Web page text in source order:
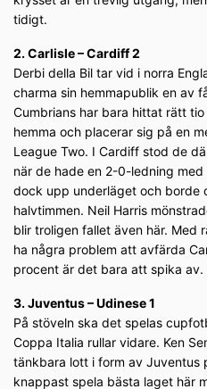
tidigt.
2. Carlisle – Cardiff 2
Derbi della Bil tar vid i norra
charma sin hemmapublik en av
Cumbrians har bara hittat rätt
hemma och placerar sig på en
League Two. I Cardiff stod de
när de hade en 2-0-ledning med
dock upp underläget och borde
halvtimmen. Neil Harris
blir troligen fallet även här. Med
ha några problem att avfärda
procent är det bara att spika av.
3. Juventus – Udinese 1
På stöveln ska det spelas
Coppa Italia rullar vidare. Ken
tänkbara lott i form av Juventus
knappast spela bästa laget här